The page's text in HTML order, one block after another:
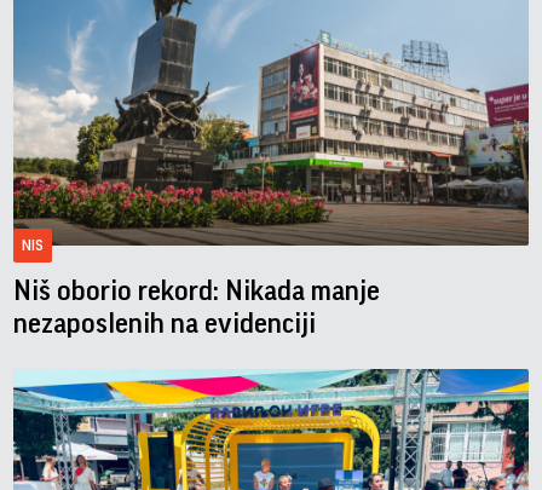
NIS
Niš oborio rekord: Nikada manje
nezaposlenih na evidenciji